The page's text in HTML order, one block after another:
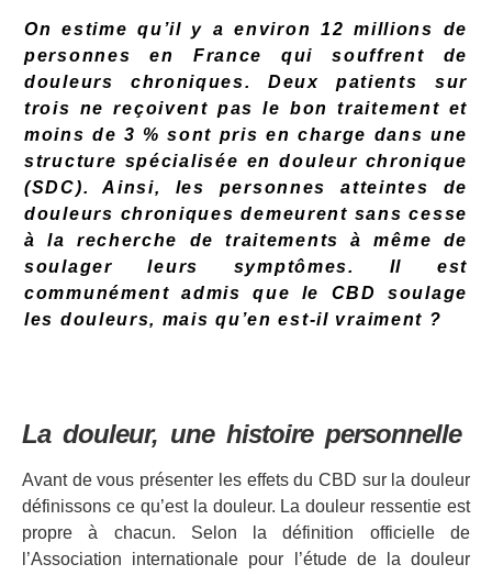
On estime qu’il y a environ 12 millions de
personnes en France qui souffrent de
douleurs chroniques. Deux patients sur
trois ne reçoivent pas le bon traitement et
moins de 3 % sont pris en charge dans une
structure spécialisée en douleur chronique
(SDC). Ainsi, les personnes atteintes de
douleurs chroniques demeurent sans cesse
à la recherche de traitements à même de
soulager leurs symptômes. Il est
communément admis que le CBD soulage
les douleurs, mais qu’en est-il vraiment ?
La douleur, une histoire personnelle
Avant de vous présenter les effets du CBD sur la douleur
définissons ce qu’est la douleur. La douleur ressentie est
propre à chacun. Selon la définition officielle de
l’Association internationale pour l’étude de la douleur